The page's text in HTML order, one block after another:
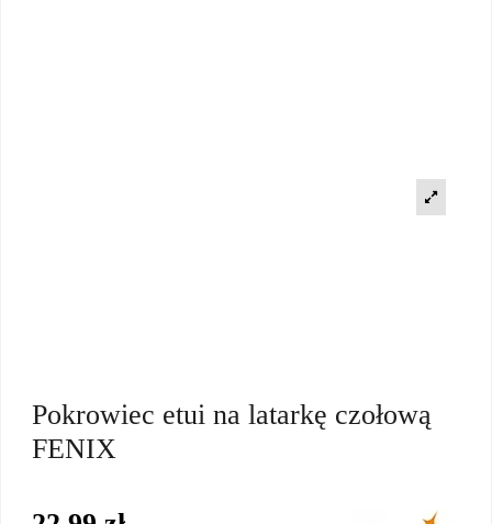
Pokrowiec etui na latarkę czołową
FENIX